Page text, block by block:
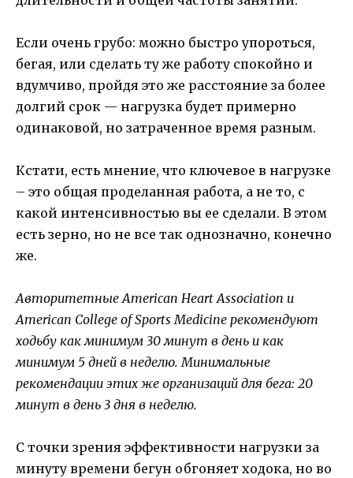
Если очень грубо: можно быстро упороться,
бегая, или сделать ту же работу спокойно и
вдумчиво, пройдя это же расстояние за более
долгий срок — нагрузка будет примерно
одинаковой, но затраченное время разным.
Кстати, есть мнение, что ключевое в нагрузке
– это общая проделанная работа, а не то, с
какой интенсивностью вы ее сделали. В этом
есть зерно, но не все так однозначно, конечно
же.
Авторитетные American Heart Association и
American College of Sports Medicine рекомендуют
ходьбу как минимум 30 минут в день и как
минимум 5 дней в неделю. Минимальные
рекомендации этих же организаций для бега: 20
минут в день 3 дня в неделю.
С точки зрения эффективности нагрузки за
минуту времени бегун обгоняет ходока, но во